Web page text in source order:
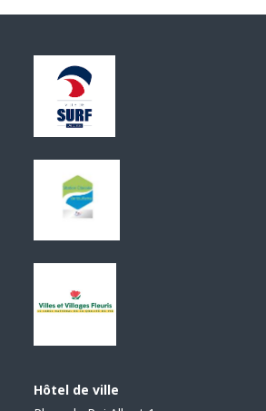
Hôtel de ville